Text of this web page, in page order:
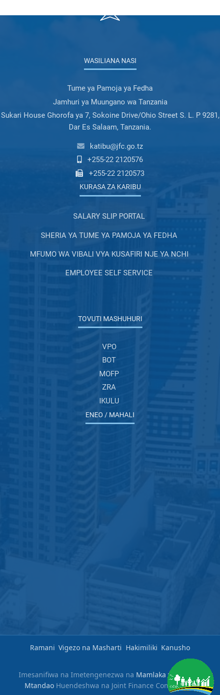
WASILIANA NASI
Tume ya Pamoja ya Fedha
Jamhuri ya Muungano wa Tanzania
Sukari House Ghorofa ya 7, Sokoine Drive/Ohio Street S. L. P 9281,
Dar Es Salaam, Tanzania.
katibu@jfc.go.tz
+255-22 2120576
+255-22 2120573
KURASA ZA KARIBU
SALARY SLIP PORTAL
SHERIA YA TUME YA PAMOJA YA FEDHA
MFUMO WA VIBALI VYA KUSAFIRI NJE YA NCHI
EMPLOYEE SELF SERVICE
TOVUTI MASHUHURI
VPO
BOT
MOFP
ZRA
IKULU
ENEO / MAHALI
Ramani Vigezo na Masharti Hakimiliki Kanusho
Imesanifiwa na Imetengenezwa na Mamlaka ya Serikali
MtandaoHuendeshwa na Joint Finance Commission